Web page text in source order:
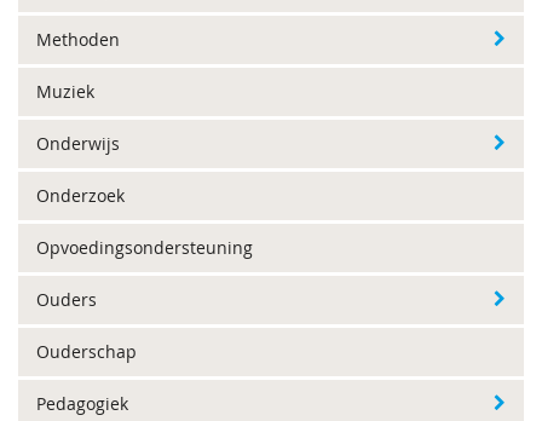
Methoden
Muziek
Onderwijs
Onderzoek
Opvoedingsondersteuning
Ouders
Ouderschap
Pedagogiek